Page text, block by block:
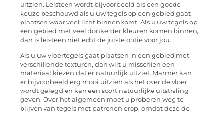
uitzien. Leisteen wordt bijvoorbeeld als een goede
keuze beschouwd als u uw tegels op een gebied gaat
plaatsen waar veel licht binnenkomt. Als u uw tegels op
een gebied met veel donkerder kleuren komen binnen,
dan is leisteen niet echt de juiste optie voor jou.
Als u uw vloertegels gaat plaatsen in een gebied met
verschillende texturen, dan wilt u misschien een
materiaal kiezen dat er natuurlijk uitziet. Marmer kan
er bijvoorbeeld erg mooi uitzien als het over de vloer
wordt gelegd en kan een soort natuurlijke uitstraling
geven. Over het algemeen moet u proberen weg te
blijven van tegels met patronen erop, omdat deze de